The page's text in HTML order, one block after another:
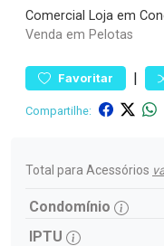
Comercial Loja em
Venda em Pelotas
Favoritar |
Compartilhe:
Total para Acessórios
Condomínio
IPTU